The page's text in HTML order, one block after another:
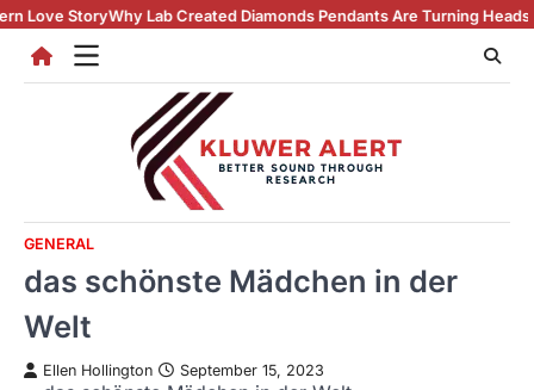
Skip
content
Why Lab Created Diamonds Pendants Are Turning Heads (And
GENERAL
das schönste Mädchen in der
Welt
Ellen Hollington September 15, 2023